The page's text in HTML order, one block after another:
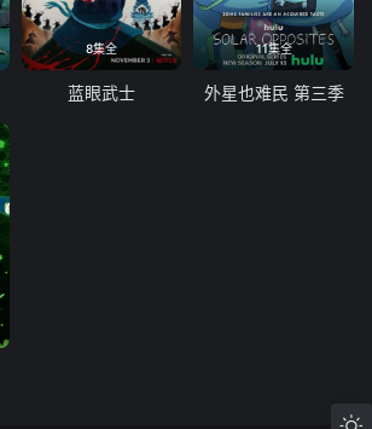
8集全
蓝眼武士
11集全
外星也难民 第三季